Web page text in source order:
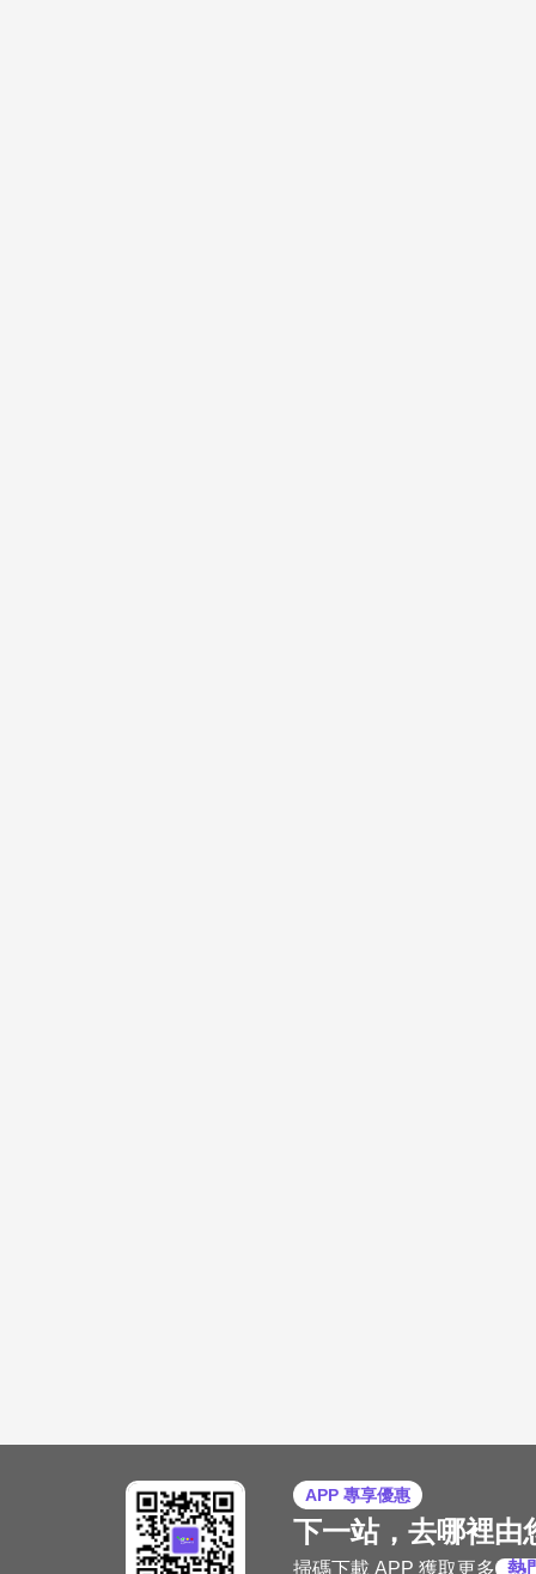
APP 專享優惠
下一站，去哪裡由
掃碼下載 APP 獲取更多 熱